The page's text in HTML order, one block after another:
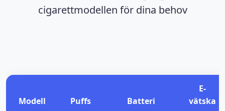
cigarettmodellen för dina behov
Modell Puffs Batteri
E-
vätska